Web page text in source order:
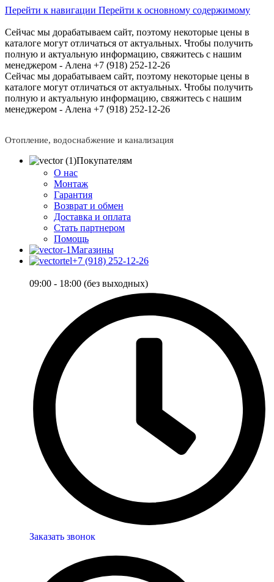
Перейти к навигации Перейти к основному содержимому
Сейчас мы дорабатываем сайт, поэтому некоторые цены в
каталоге могут отличаться от актуальных. Чтобы получить
полную и актуальную информацию, свяжитесь с нашим
менеджером - Алена +7 (918) 252-12-26
Сейчас мы дорабатываем сайт, поэтому некоторые цены в
каталоге могут отличаться от актуальных. Чтобы получить
полную и актуальную информацию, свяжитесь с нашим
менеджером - Алена +7 (918) 252-12-26
Отопление, водоснабжение и канализация
Покупателям
О нас
Монтаж
Гарантия
Возврат и обмен
Доставка и оплата
Стать партнером
Помощь
Магазины
+7 (918) 252-12-26
09:00 - 18:00 (без выходных)
Заказать звонок